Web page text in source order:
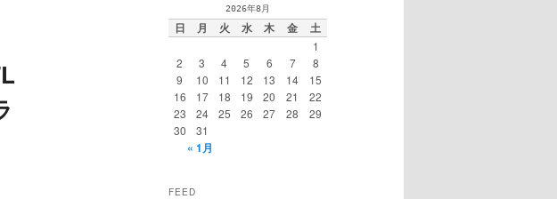
2026年8月
日 月 火 水 木 金 土
1
2
3 4 5 6 7
8
9
10 11 12 13 14
15
16
17 18 19 20 21
22
23
24 25 26 27 28
29
30
31
« 1月
FEED